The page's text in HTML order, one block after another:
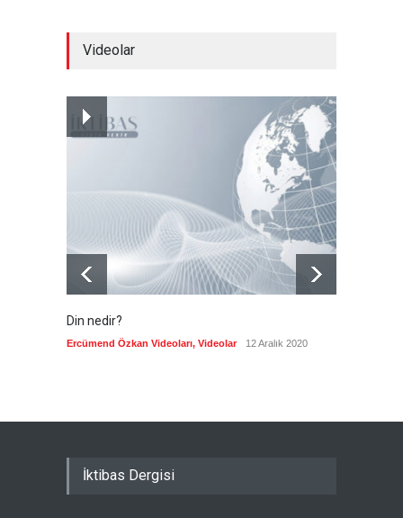
İran: Umman ile
mutabakatın genel
çerçevesi neredeyse
şekillendi
Güncel 7 Ağustos 2026
Videolar
Din nedir?
Ercümend Özkan Videoları, Videolar 12 Aralık 2020
İktibas Dergisi